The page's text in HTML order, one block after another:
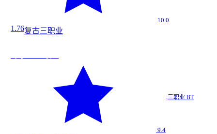
10.0
1.76复古三职业
9.4
·三职业 BT